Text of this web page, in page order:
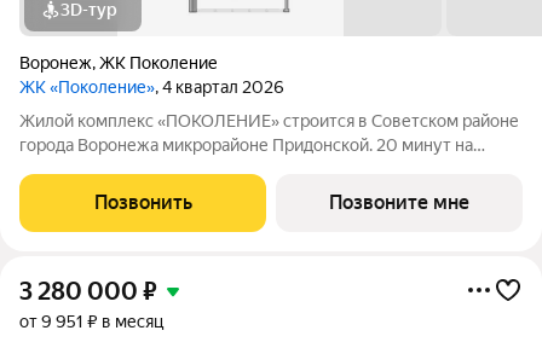
3D-тур
Воронеж,ЖК Поколение
ЖК «Поколение», 4 квартал 2026
Жилой комплекс «ПОКОЛЕНИЕ» строится в Советском районе
города Воронежа микрорайоне Придонской. 20 минут на
доступности. Активное благоустройство: спортивные
тренажеры, комфортные детские
Позвонить Позвоните мне
3 280 000 ₽
от 9 951 ₽ в месяц